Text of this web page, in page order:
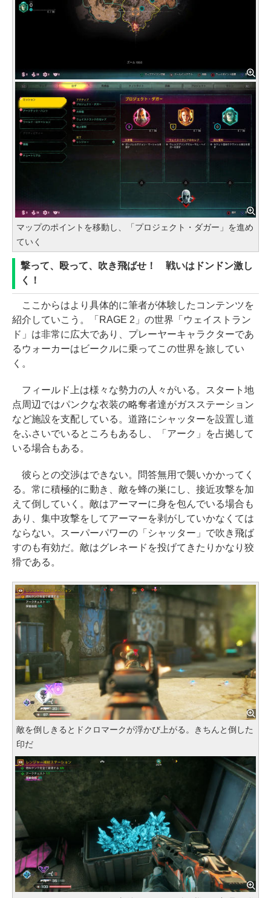
マップのポイントを移動し、「プロジェクト・ダガー」を進め
ていく
撃って、殴って、吹き飛ばせ！ 戦いはドンドン激し
く！
ここからはより具体的に筆者が体験したコンテンツを
紹介していこう。「RAGE 2」の世界「ウェイストラン
ド」は非常に広大であり、プレーヤーキャラクターであ
るウォーカーはビークルに乗ってこの世界を旅してい
く。
フィールド上は様々な勢力の人々がいる。スタート地
点周辺ではパンクな衣装の略奪者達がガスステーション
など施設を支配している。道路にシャッターを設置し道
をふさいでいるところもあるし、「アーク」を占拠して
いる場合もある。
彼らとの交渉はできない。問答無用で襲いかかってく
る。常に積極的に動き、敵を蜂の巣にし、接近攻撃を加
えて倒していく。敵はアーマーに身を包んでいる場合も
あり、集中攻撃をしてアーマーを剥がしていかなくては
ならない。スーパーパワーの「シャッター」で吹き飛ば
すのも有効だ。敵はグレネードを投げてきたりかなり狡
猾である。
敵を倒しきるとドクロマークが浮かび上がる。きちんと倒した
印だ